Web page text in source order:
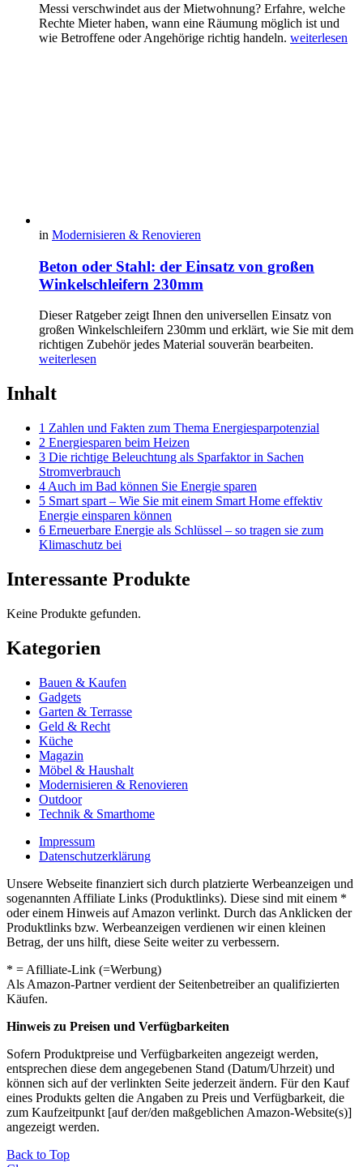
Messi verschwindet aus der Mietwohnung? Erfahre, welche
Rechte Mieter haben, wann eine Räumung möglich ist und
wie Betroffene oder Angehörige richtig handeln. weiterlesen
in Modernisieren & Renovieren
Beton oder Stahl: der Einsatz von großen
Winkelschleifern 230mm
Dieser Ratgeber zeigt Ihnen den universellen Einsatz von
großen Winkelschleifern 230mm und erklärt, wie Sie mit dem
richtigen Zubehör jedes Material souverän bearbeiten.
weiterlesen
Inhalt
1 Zahlen und Fakten zum Thema Energiesparpotenzial
2 Energiesparen beim Heizen
3 Die richtige Beleuchtung als Sparfaktor in Sachen
Stromverbrauch
4 Auch im Bad können Sie Energie sparen
5 Smart spart – Wie Sie mit einem Smart Home effektiv
Energie einsparen können
6 Erneuerbare Energie als Schlüssel – so tragen sie zum
Klimaschutz bei
Interessante Produkte
Keine Produkte gefunden.
Kategorien
Bauen & Kaufen
Gadgets
Garten & Terrasse
Geld & Recht
Küche
Magazin
Möbel & Haushalt
Modernisieren & Renovieren
Outdoor
Technik & Smarthome
Impressum
Datenschutzerklärung
Unsere Webseite finanziert sich durch platzierte Werbeanzeigen und
sogenannten Affiliate Links (Produktlinks). Diese sind mit einem *
oder einem Hinweis auf Amazon verlinkt. Durch das Anklicken der
Produktlinks bzw. Werbeanzeigen verdienen wir einen kleinen
Betrag, der uns hilft, diese Seite weiter zu verbessern.
* = Afilliate-Link (=Werbung)
Als Amazon-Partner verdient der Seitenbetreiber an qualifizierten
Käufen.
Hinweis zu Preisen und Verfügbarkeiten
Sofern Produktpreise und Verfügbarkeiten angezeigt werden,
entsprechen diese dem angegebenen Stand (Datum/Uhrzeit) und
können sich auf der verlinkten Seite jederzeit ändern. Für den Kauf
eines Produkts gelten die Angaben zu Preis und Verfügbarkeit, die
zum Kaufzeitpunkt [auf der/den maßgeblichen Amazon-Website(s)]
angezeigt werden.
Back to Top